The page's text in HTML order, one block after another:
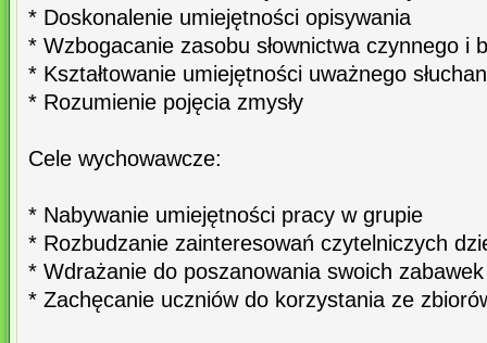
* Doskonalenie umiejętności opisywania
* Wzbogacanie zasobu słownictwa czynnego i
* Kształtowanie umiejętności uważnego
* Rozumienie pojęcia zmysły
Cele wychowawcze:
* Nabywanie umiejętności pracy w grupie
* Rozbudzanie zainteresowań czytelniczych
* Wdrażanie do poszanowania swoich zabawek
* Zachęcanie uczniów do korzystania ze